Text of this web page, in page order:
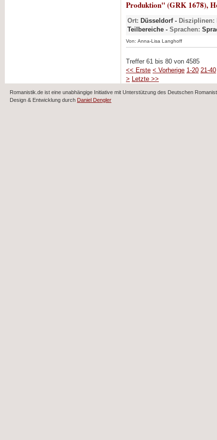
Produktion" (GRK 1678),
Ort: Düsseldorf - Disziplinen:
Teilbereiche - Sprachen:
Von: Anna-Lisa Langhoff
Treffer 61 bis 80 von 4585
<< Erste < Vorherige 1-20 21-40
> Letzte >>
Romanistik.de ist eine unabhängige Initiative mit Unterstützung des Deutschen
Design & Entwicklung durch Daniel Dengler